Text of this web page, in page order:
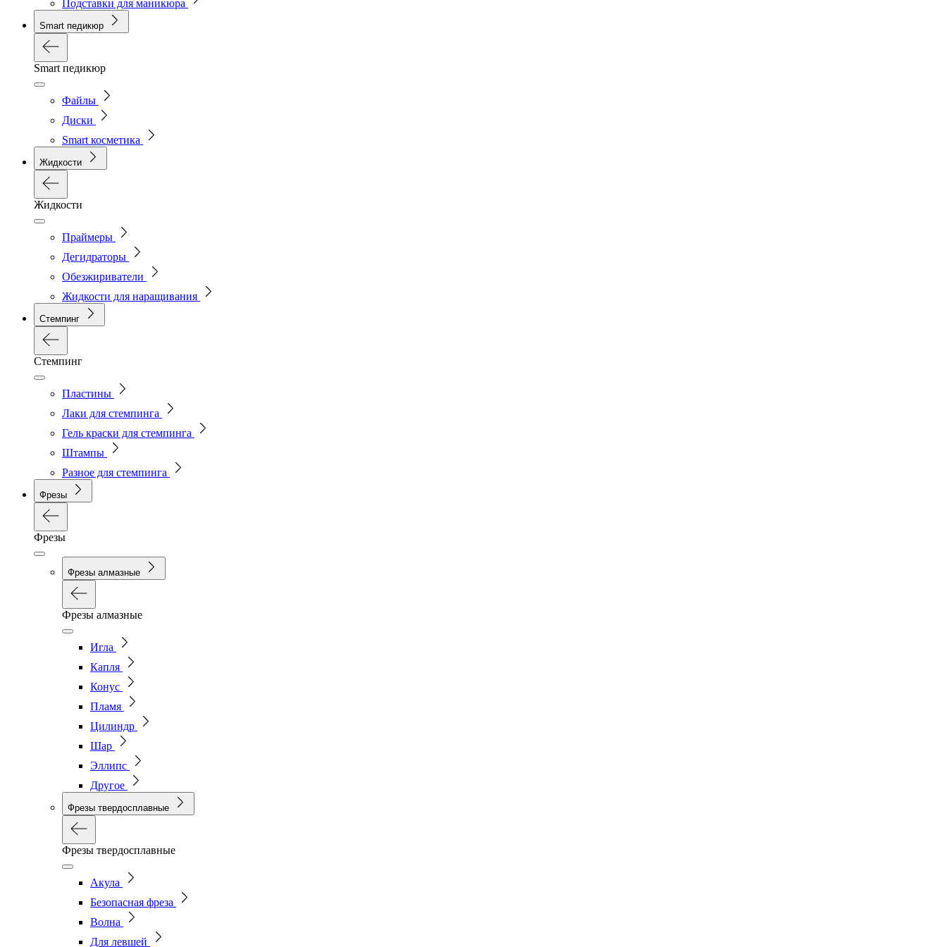
Подставки для маникюра
Smart педикюр
Smart педикюр
Файлы
Диски
Smart косметика
Жидкости
Жидкости
Праймеры
Дегидраторы
Обезжириватели
Жидкости для наращивания
Стемпинг
Стемпинг
Пластины
Лаки для стемпинга
Гель краски для стемпинга
Штампы
Разное для стемпинга
Фрезы
Фрезы
Фрезы алмазные
Фрезы алмазные
Игла
Капля
Конус
Пламя
Цилиндр
Шар
Эллипс
Другое
Фрезы твердосплавные
Фрезы твердосплавные
Акула
Безопасная фреза
Волна
Для левшей